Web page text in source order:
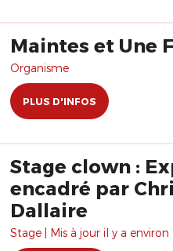
Maintes et Une
Organisme
PLUS D'INFOS
Stage clown :
encadré par
Dallaire
Stage | Mis à jour il y a environ